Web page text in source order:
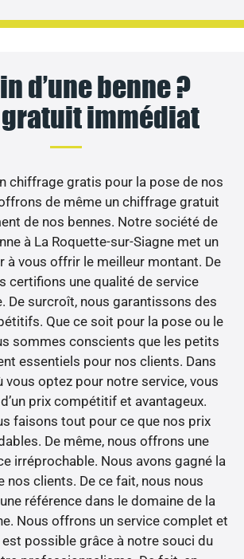
d’une benne ?
immédiat
chiffrage gratis pour la pose de nos
de même un chiffrage gratuit
de nos bennes. Notre société de
à La Roquette-sur-Siagne met un
à vous offrir le meilleur montant. De
certifions une qualité de service
De surcroît, nous garantissons des
Que ce soit pour la pose ou le
sommes conscients que les petits
essentiels pour nos clients. Dans
vous optez pour notre service, vous
prix compétitif et avantageux.
faisons tout pour ce que nos prix
De même, nous offrons une
irréprochable. Nous avons gagné la
nos clients. De ce fait, nous nous
référence dans le domaine de la
Nous offrons un service complet et
possible grâce à notre souci du